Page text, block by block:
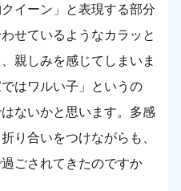
イーン」と表現する部分
せているようなカラッと
親しみを感じてしまいま
はワルい子」というの
ないかと思います。多感
り合いをつけながらも、
ごされてきたのですか